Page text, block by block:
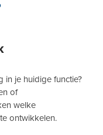
in je huidige functie?
of
welke
ontwikkelen.